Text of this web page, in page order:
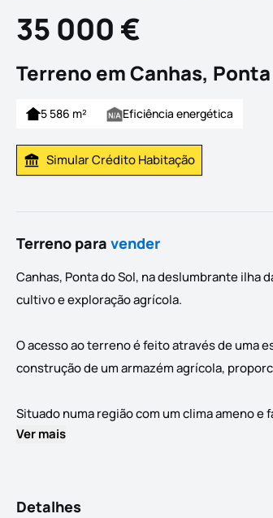
35 000 €
Terreno em Canhas,
5 586 m² Eficiência energética
Simular Prestação
Simular Crédito Habitação
Terreno para vender
Canhas, Ponta do Sol, na deslumbrante ilha
cultivo e exploração agrícola.
O acesso ao terreno é feito através de uma
construção de um armazém agrícola,
Situado numa região com um clima ameno
Ver mais
Detalhes